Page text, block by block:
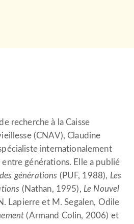
recherche à la Caisse
(CNAV), Claudine
internationalement
générations. Elle a publié
générations (PUF, 1988), Les
(Nathan, 1995), Le Nouvel
Lapierre et M. Segalen, Odile
(Armand Colin, 2006) et